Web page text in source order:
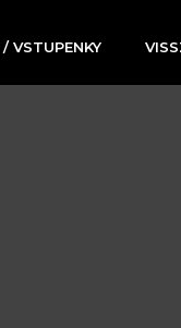
VSTUPENKY